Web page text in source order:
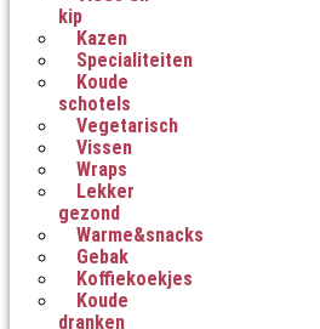
kip
Kazen
Specialiteiten
Koude
schotels
Vegetarisch
Vissen
Wraps
Lekker
gezond
Warme&snacks
Gebak
Koffiekoekjes
Koude
dranken